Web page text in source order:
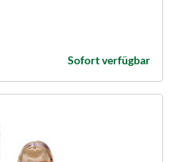
Sofort verfügbar